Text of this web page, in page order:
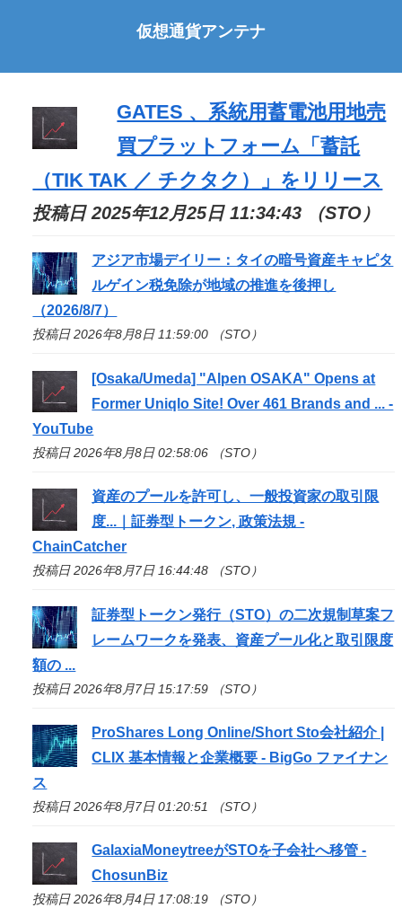
仮想通貨アンテナ
GATES 、系統用蓄電池用地売
買プラットフォーム「蓄託
（TIK TAK ／ チクタク）」をリリース
投稿日 2025年12月25日 11:34:43 （STO）
アジア市場デイリー：タイの暗号資産キャピタ
ルゲイン税免除が地域の推進を後押し
（2026/8/7）
投稿日 2026年8月8日 11:59:00 （STO）
[Osaka/Umeda] "Alpen OSAKA" Opens at
Former Uniqlo Site! Over 461 Brands and ... -
YouTube
投稿日 2026年8月8日 02:58:06 （STO）
資産のプールを許可し、一般投資家の取引限
度...｜証券型トークン, 政策法規 -
ChainCatcher
投稿日 2026年8月7日 16:44:48 （STO）
証券型トークン発行（STO）の二次規制草案フ
レームワークを発表、資産プール化と取引限度
額の ...
投稿日 2026年8月7日 15:17:59 （STO）
ProShares Long Online/ShortSto会社紹介 |
CLIX 基本情報と企業概要 - BigGo ファイナン
ス
投稿日 2026年8月7日 01:20:51 （STO）
GalaxiaMoneytreeがSTOを子会社へ移管 -
ChosunBiz
投稿日 2026年8月4日 17:08:19 （STO）